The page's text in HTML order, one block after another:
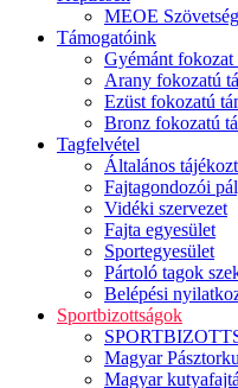
MEOE
Támogatóink
Gyémánt
Arany fokozatú
Ezüst fokozatú
Bronz fokozatú
Tagfelvétel
Általános
Fajtagondozói
Vidéki szervezet
Fajta egyesület
Sportegyesület
Pártoló tagok
Belépési
Sportbizottságok
Magyar
Magyar